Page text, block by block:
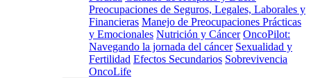
Preocupaciones de Seguros, Legales, Laborales y
Financieras Manejo de Preocupaciones Prácticas
y Emocionales Nutrición y Cáncer OncoPilot:
Navegando la jornada del cáncer Sexualidad y
Fertilidad Efectos Secundarios Sobrevivencia
OncoLife